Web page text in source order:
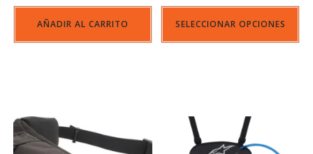
AÑADIR AL CARRITO SELECCIONAR OPCIONES